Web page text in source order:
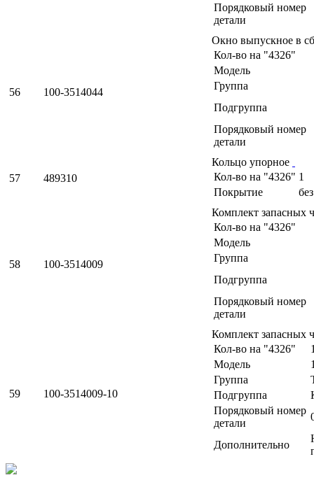
Порядковый номер
детали
56 100-3514044
Окно выпускное в
Кол-во на "4326"
Модель
Группа
Подгруппа
Порядковый номер
детали
57 489310
Кольцо упорное
Кол-во на "4326" 1
Покрытие
58 100-3514009
Комплект запасных
Кол-во на "4326"
Модель
Группа
Подгруппа
Порядковый номер
детали
59 100-3514009-10
Комплект запасных
Кол-во на "4326"
Модель
Группа
Подгруппа
Порядковый номер
детали
Дополнительно